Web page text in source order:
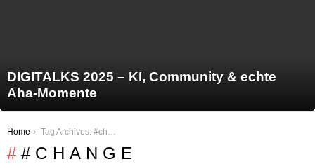
DIGITALKS 2025 – KI, Community & echte
Aha-Momente
You are here:
Home Tag Archives: #change
#CHANGE